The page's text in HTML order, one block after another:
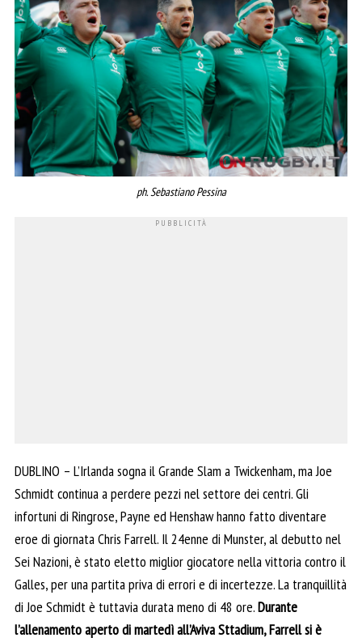
ph. Sebastiano Pessina
DUBLINO – L’Irlanda sogna il Grande Slam a Twickenham, ma Joe
Schmidt continua a perdere pezzi nel settore dei centri. Gli
infortuni di Ringrose, Payne ed Henshaw hanno fatto diventare
eroe di giornata Chris Farrell. Il 24enne di Munster, al debutto nel
Sei Nazioni, è stato eletto miglior giocatore nella vittoria contro il
Galles, per una partita priva di errori e di incertezze. La tranquillità
di Joe Schmidt è tuttavia durata meno di 48 ore.Durante
l’allenamento aperto di martedì all’Aviva Sttadium, Farrell si è